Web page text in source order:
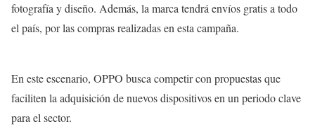
fotografía y diseño. Además, la marca tendrá envíos gratis a todo
el país, por las compras realizadas en esta campaña.
En este escenario, OPPO busca competir con propuestas que
faciliten la adquisición de nuevos dispositivos en un periodo clave
para el sector.